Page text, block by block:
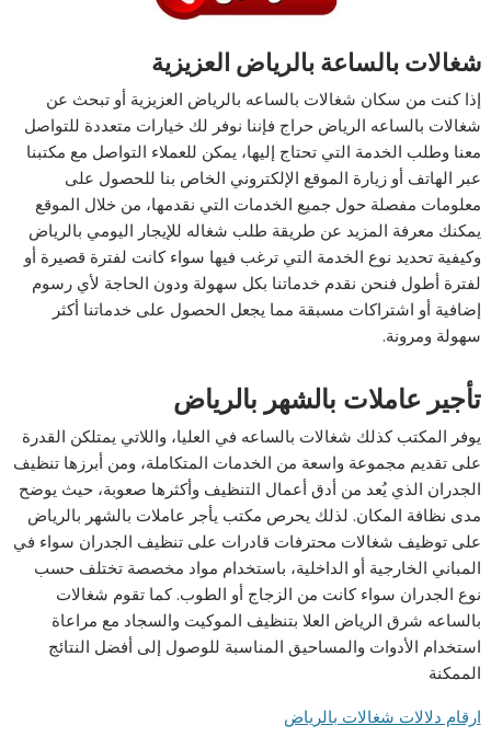
شغالات بالساعة بالرياض العزيزية
إذا كنت من سكان شغالات بالساعه بالرياض العزيزية أو تبحث عن
شغالات بالساعه الرياض حراج فإننا نوفر لك خيارات متعددة للتواصل
معنا وطلب الخدمة التي تحتاج إليها، يمكن للعملاء التواصل مع مكتبنا
عبر الهاتف أو زيارة الموقع الإلكتروني الخاص بنا للحصول على
معلومات مفصلة حول جميع الخدمات التي نقدمها، من خلال الموقع
يمكنك معرفة المزيد عن طريقة طلب شغاله للإيجار اليومي بالرياض
وكيفية تحديد نوع الخدمة التي ترغب فيها سواء كانت لفترة قصيرة أو
لفترة أطول فنحن نقدم خدماتنا بكل سهولة ودون الحاجة لأي رسوم
إضافية أو اشتراكات مسبقة مما يجعل الحصول على خدماتنا أكثر
سهولة ومرونة.
تأجير عاملات بالشهر بالرياض
يوفر المكتب كذلك شغالات بالساعه في العليا، واللاتي يمتلكن القدرة
على تقديم مجموعة واسعة من الخدمات المتكاملة، ومن أبرزها تنظيف
الجدران الذي يُعد من أدق أعمال التنظيف وأكثرها صعوبة، حيث يوضح
مدى نظافة المكان. لذلك يحرص مكتب يأجر عاملات بالشهر بالرياض
على توظيف شغالات محترفات قادرات على تنظيف الجدران سواء في
المباني الخارجية أو الداخلية، باستخدام مواد مخصصة تختلف حسب
نوع الجدران سواء كانت من الزجاج أو الطوب. كما تقوم شغالات
بالساعه شرق الرياض العلا بتنظيف الموكيت والسجاد مع مراعاة
استخدام الأدوات والمساحيق المناسبة للوصول إلى أفضل النتائج
الممكنة
ارقام دلالات شغالات بالرياض